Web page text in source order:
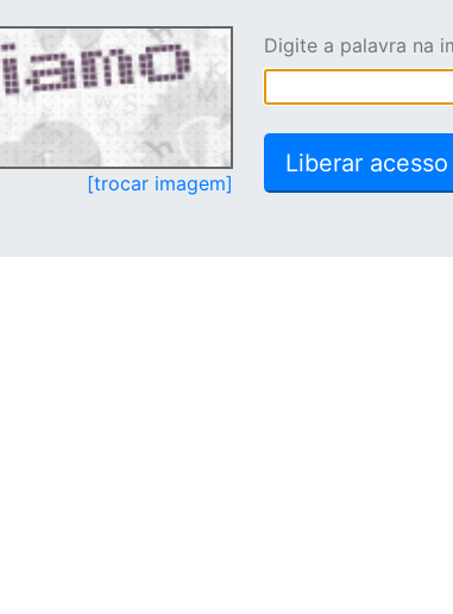
[trocar imagem]
Digite a palavra na